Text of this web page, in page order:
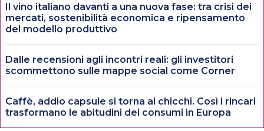
Il vino italiano davanti a una nuova fase: tra crisi dei
mercati, sostenibilità economica e ripensamento
del modello produttivo
Dalle recensioni agli incontri reali: gli investitori
scommettono sulle mappe social come Corner
Caffè, addio capsule si torna ai chicchi. Così i rincari
trasformano le abitudini dei consumi in Europa